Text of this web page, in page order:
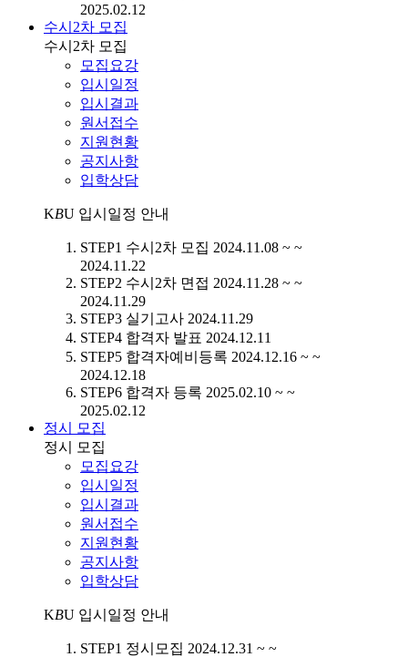
2025.02.12
수시2차 모집
수시2차 모집
모집요강
입시일정
입시결과
원서접수
지원현황
공지사항
입학상담
KBU 입시일정 안내
STEP1 수시2차 모집 2024.11.08 ~ ~
2024.11.22
STEP2 수시2차 면접 2024.11.28 ~ ~
2024.11.29
STEP3 실기고사 2024.11.29
STEP4 합격자 발표 2024.12.11
STEP5 합격자예비등록 2024.12.16 ~ ~
2024.12.18
STEP6 합격자 등록 2025.02.10 ~ ~
2025.02.12
정시 모집
정시 모집
모집요강
입시일정
입시결과
원서접수
지원현황
공지사항
입학상담
KBU 입시일정 안내
STEP1 정시모집 2024.12.31 ~ ~